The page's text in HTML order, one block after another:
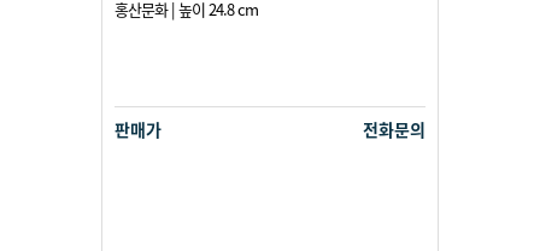
홍산문화 | 높이 24.8 cm
판매가 전화문의